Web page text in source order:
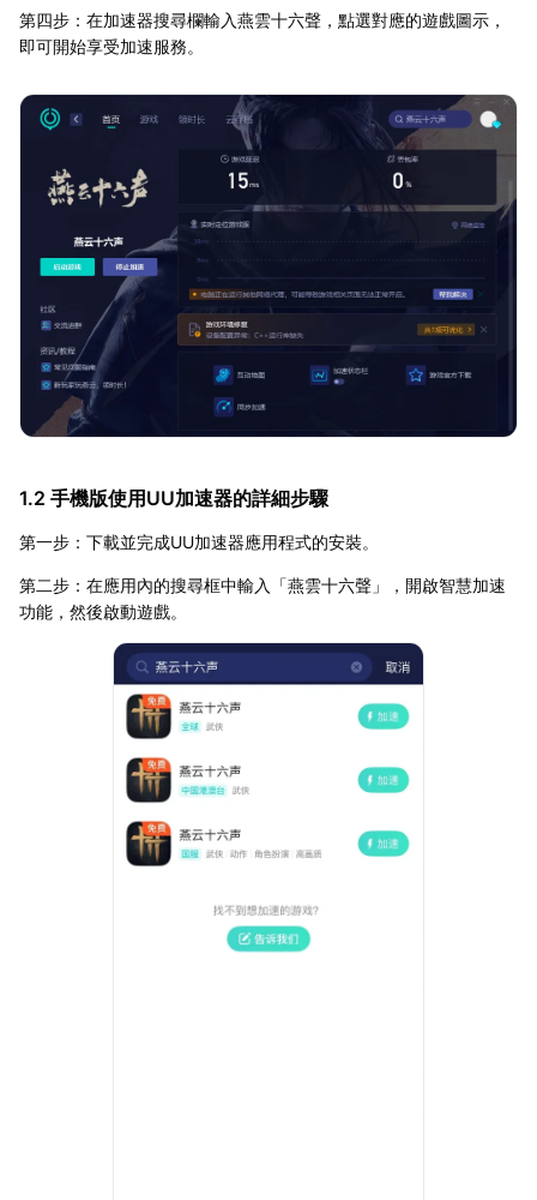
第四步：在加速器搜尋欄輸入燕雲十六聲，點選對應的遊戲圖示，
即可開始享受加速服務。
1.2 手機版使用UU加速器的詳細步驟
第一步：下載並完成UU加速器應用程式的安裝。
第二步：在應用內的搜尋框中輸入「燕雲十六聲」，開啟智慧加速
功能，然後啟動遊戲。